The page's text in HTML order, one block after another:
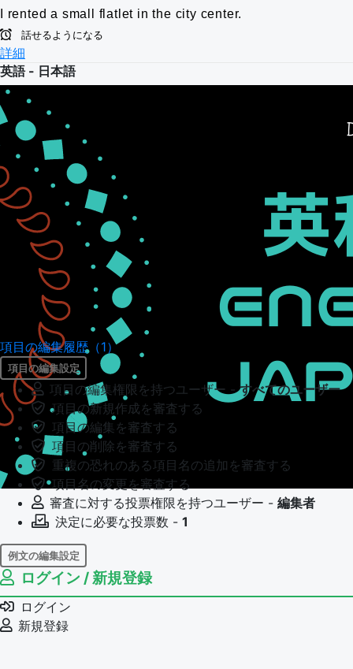
I rented a small flatlet in the city center.
話せるようになる
詳細
英語 - 日本語
項目の編集履歴（1）
項目の編集設定
項目の編集権限を持つユーザー -すべてのユーザー
項目の新規作成を審査する
項目の編集を審査する
項目の削除を審査する
重複の恐れのある項目名の追加を審査する
項目名の変更を審査する
審査に対する投票権限を持つユーザー - 編集者
決定に必要な投票数 - 1
例文の編集設定
例文の編集権限を持つユーザー -
例文の編集を審査する
例文の削除を審査する
審査に対する投票権限を持つユーザー -
ログイン / 新規登録
ログイン
新規登録